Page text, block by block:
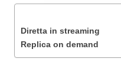
Diretta in streaming
Replica on demand